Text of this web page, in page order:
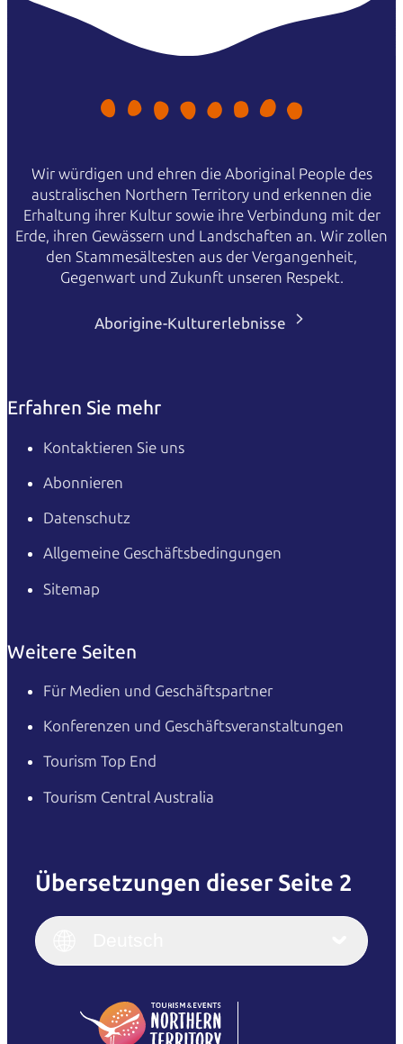
Wir würdigen und ehren die Aboriginal People des
australischen Northern Territory und erkennen die
Erhaltung ihrer Kultur sowie ihre Verbindung mit der
Erde, ihren Gewässern und Landschaften an. Wir zollen
den Stammesältesten aus der Vergangenheit,
Gegenwart und Zukunft unseren Respekt.
Aborigine-Kulturerlebnisse
Erfahren Sie mehr
Kontaktieren Sie uns
Abonnieren
Datenschutz
Allgemeine Geschäftsbedingungen
Sitemap
Weitere Seiten
Für Medien und Geschäftspartner
Konferenzen und Geschäftsveranstaltungen
Tourism Top End
Tourism Central Australia
Übersetzungen dieser Seite 2
English
(Singapore)
Italiano